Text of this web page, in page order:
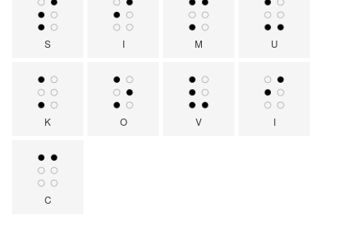
S I M U
K O V I
C